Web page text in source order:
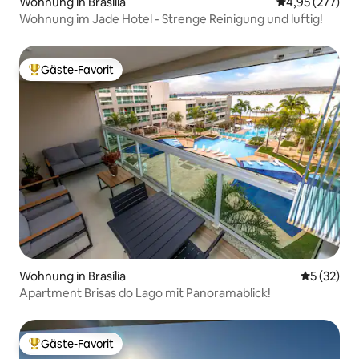
Wohnung im Jade Hotel - Strenge Reinigung und luftig!
Beliebter Gäste-Favorit.
Gäste-Favorit
Wohnung in Brasília
5 (32)
Apartment Brisas do Lago mit Panoramablick!
Beliebter Gäste-Favorit.
Gäste-Favorit